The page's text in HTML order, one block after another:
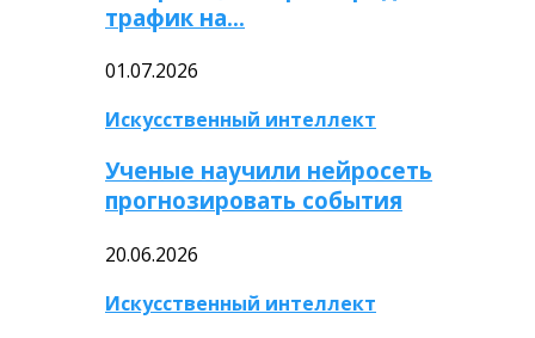
трафик на…
01.07.2026
Искусственный интеллект
Ученые научили нейросеть
прогнозировать события
20.06.2026
Искусственный интеллект